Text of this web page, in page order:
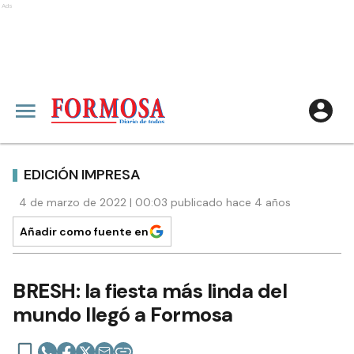
Ads
EDICIÓN IMPRESA
4 de marzo de 2022 | 00:03 publicado hace 4 años
Añadir como fuente en
BRESH: la fiesta más linda del
mundo llegó a Formosa